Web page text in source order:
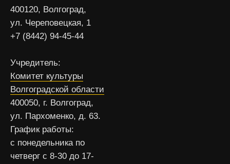
400120, Волгоград,
ул. Череповецкая, 1
+7 (8442) 94-45-44
Учредитель:
Комитет культуры
Волгоградской области
400050, г. Волгоград,
ул. Пархоменко, д. 63.
График работы:
с понедельника по
четверг с 8-30 до 17-